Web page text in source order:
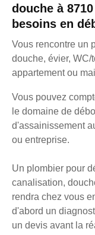
douche à
besoins en
Vous rencontre un
douche, évier,
appartement ou
Vous pouvez
le domaine de
d'assainissement
ou entreprise.
Un plombier pour
canalisation,
rendra chez vous
d'abord un
un devis avant la